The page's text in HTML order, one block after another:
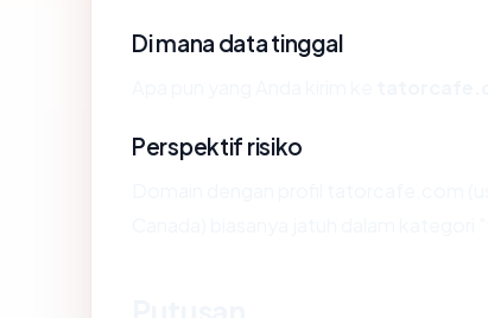
Di mana data tinggal
Perspektif risiko